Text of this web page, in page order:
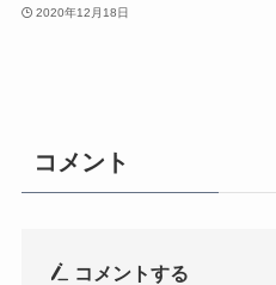
2020年12月18日
コメント
コメントする